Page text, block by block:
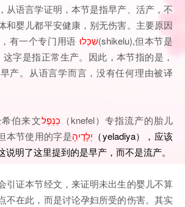
从语言学证明，本节是指早产、活产，不
和婴儿都平安健康，别无伤害。主要原因
有一个专门用语 שִׁכֵּלוּ(shikelu),但本节是
这字是指正常生产。因此，本节指的是，
产。从语言学而言，没有任何理由被译
伯来文כְנֵפֶל （knefel）专指流产的胎儿
本节使用的字是יְלָדֶיהָ （yeladiya），应该
说明了这里提到的是早产，而不是流产。
引证本节经文，来证明未出生的婴儿不算
不在此，而是讨论孕妇所受的伤害。其实